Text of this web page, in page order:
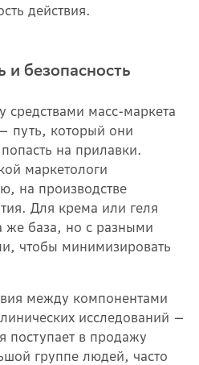
действия.
и безопасность
средствами масс-маркета
путь, который они
на прилавки.
маркетологи
на производстве
Для крема или геля
же база, но с разными
чтобы минимизировать
между компонентами
исследований —
поступает в продажу
группе людей, часто